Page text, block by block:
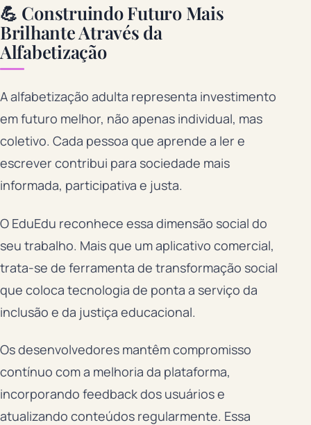
💪 Construindo Futuro Mais
Brilhante Através da
Alfabetização
A alfabetização adulta representa investimento
em futuro melhor, não apenas individual, mas
coletivo. Cada pessoa que aprende a ler e
escrever contribui para sociedade mais
informada, participativa e justa.
O EduEdu reconhece essa dimensão social do
seu trabalho. Mais que um aplicativo comercial,
trata-se de ferramenta de transformação social
que coloca tecnologia de ponta a serviço da
inclusão e da justiça educacional.
Os desenvolvedores mantêm compromisso
contínuo com a melhoria da plataforma,
incorporando feedback dos usuários e
atualizando conteúdos regularmente. Essa